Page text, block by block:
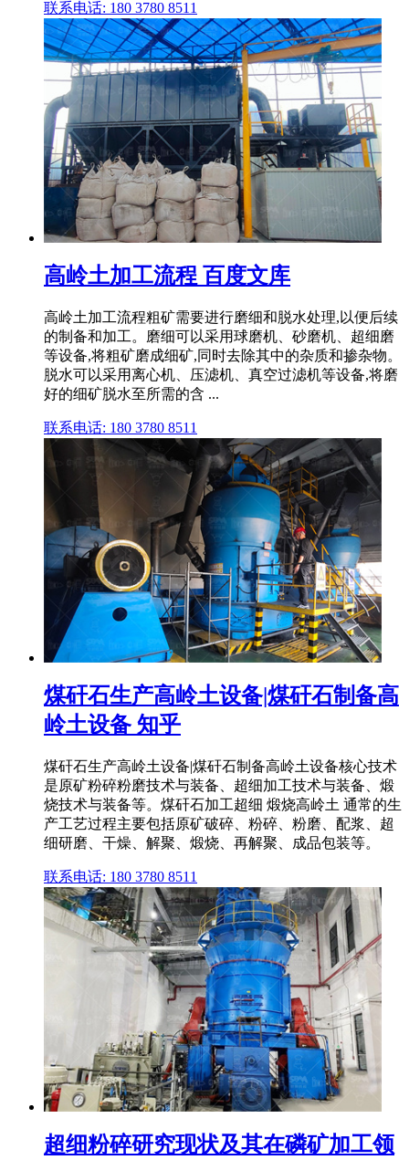
联系电话: 180 3780 8511
高岭土加工流程 百度文库
高岭土加工流程粗矿需要进行磨细和脱水处理,以便后续
的制备和加工。磨细可以采用球磨机、砂磨机、超细磨
等设备,将粗矿磨成细矿,同时去除其中的杂质和掺杂物。
脱水可以采用离心机、压滤机、真空过滤机等设备,将磨
好的细矿脱水至所需的含 ...
联系电话: 180 3780 8511
煤矸石生产高岭土设备|煤矸石制备高
岭土设备 知乎
煤矸石生产高岭土设备|煤矸石制备高岭土设备核心技术
是原矿粉碎粉磨技术与装备、超细加工技术与装备、煅
烧技术与装备等。煤矸石加工超细 煅烧高岭土 通常的生
产工艺过程主要包括原矿破碎、粉碎、粉磨、配浆、超
细研磨、干燥、解聚、煅烧、再解聚、成品包装等。
联系电话: 180 3780 8511
超细粉碎研究现状及其在磷矿加工领